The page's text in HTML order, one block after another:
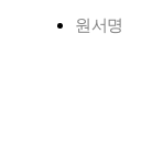
원서명